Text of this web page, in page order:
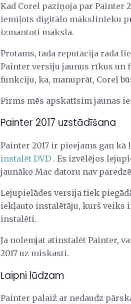
Kad Corel paziņoja par Painter
iemīļots digitālo mākslinieku
izmantoti mākslā.
Protams, tāda reputācija rada
Painter versiju jaunus rīkus un
funkciju, ka, manuprāt, Corel
Pirms mēs apskatīsim jaunas
Painter 2017 uzstādīšana
Painter 2017 ir pieejams gan
instalēt DVD . Es izvēlējos
jaunāko Mac datoru nav
Lejupielādes versija tiek
iekļauto instalētāju, kurš veiks
instalēti.
Ja nolemjat atinstalēt Painter,
2017 uz miskasti.
Laipni lūdzam
Painter palaiž ar nedaudz